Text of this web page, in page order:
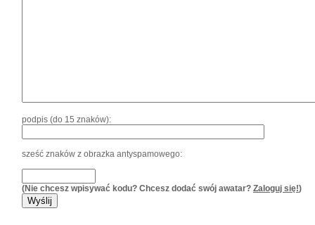
podpis (do 15 znaków):
sześć znaków z obrazka antyspamowego:
(Nie chcesz wpisywać kodu? Chcesz dodać swój awatar? Zaloguj się!)